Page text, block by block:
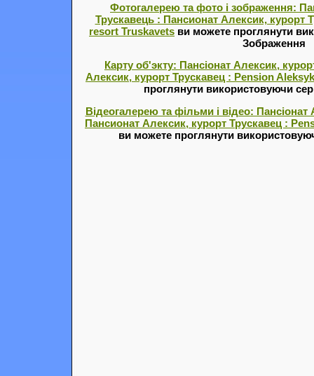
Фотогалерею та фото і зображення:
Трускавець : Пансионат Алексик, курорт
resort Truskavets ви можете проглянути
Зображення
Карту об'экту: Пансіонат Алексик,
Алексик, курорт Трускавец : Pension
проглянути використовуючи
Відеогалерею та фільми і відео:
Пансионат Алексик, курорт Трускавец :
ви можете проглянути